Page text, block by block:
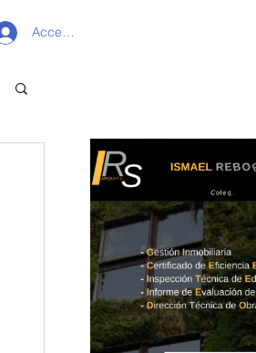
Acceder